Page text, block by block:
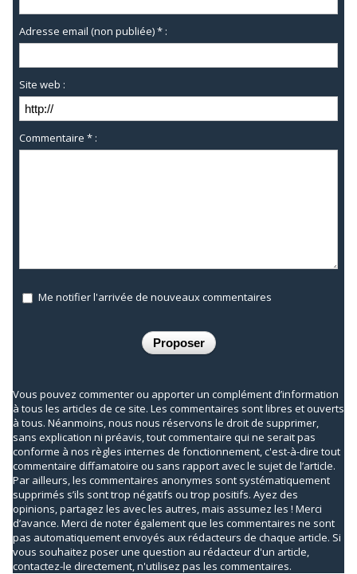
Adresse email (non publiée) * :
Site web :
Commentaire * :
Me notifier l'arrivée de nouveaux commentaires
Vous pouvez commenter ou apporter un complément d’information
à tous les articles de ce site. Les commentaires sont libres et ouverts
à tous. Néanmoins, nous nous réservons le droit de supprimer,
sans explication ni préavis, tout commentaire qui ne serait pas
conforme à nos règles internes de fonctionnement, c'est-à-dire tout
commentaire diffamatoire ou sans rapport avec le sujet de l’article.
Par ailleurs, les commentaires anonymes sont systématiquement
supprimés s’ils sont trop négatifs ou trop positifs. Ayez des
opinions, partagez les avec les autres, mais assumez les ! Merci
d’avance. Merci de noter également que les commentaires ne sont
pas automatiquement envoyés aux rédacteurs de chaque article. Si
vous souhaitez poser une question au rédacteur d'un article,
contactez-le directement, n'utilisez pas les commentaires.